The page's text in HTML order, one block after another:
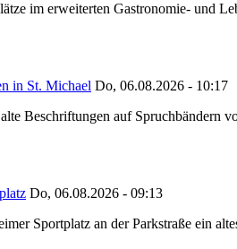
im erweiterten Gastronomie- und
in St. Michael Do, 06.08.2026 - 10:17
Beschriftungen auf Spruchbändern
Do, 06.08.2026 - 09:13
Sportplatz an der Parkstraße ein